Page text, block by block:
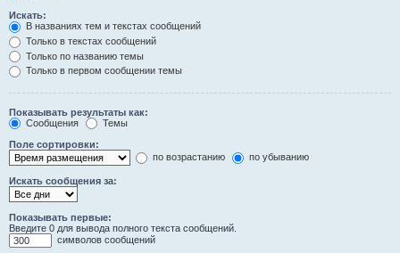
Искать:
В названиях тем и текстах сообщений
Только в текстах сообщений
Только по названию темы
Только в первом сообщении темы
Показывать результаты как:
Сообщения
Темы
Поле сортировки:
по возрастанию
по убыванию
Искать сообщения за:
Показывать первые:
Введите 0 для вывода полного текста сообщений.
символов сообщений